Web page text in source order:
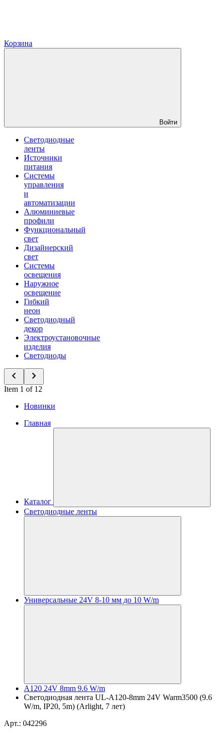
Корзина
Войти
Светодиодные
ленты
Источники
питания
Системы
управления
и
автоматизации
Алюминиевые
профили
Функциональный
свет
Дизайнерский
свет
Системы
освещения
Наружное
освещение
Гибкий
неон
Светодиодный
декор
Электроустановочные
изделия
Светодиоды
Item 1 of 12
Новинки
Главная
Каталог
Светодиодные ленты
Универсальные 24V 8-10 мм до 10 W/m
A120 24V 8mm 9.6 W/m
Светодиодная лента UL-A120-8mm 24V Warm3500 (9.6
W/m, IP20, 5m) (Arlight, 7 лет)
Арт.: 042296